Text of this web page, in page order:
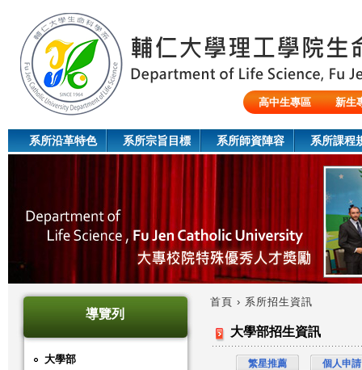
高中生專區
新生
系所沿革特色 系所宗旨目標 系所師資陣容 系所課程
導覽列
大學部
您
首頁 › 系所招生資訊
大學部招生資訊
繁星推薦
個人申請